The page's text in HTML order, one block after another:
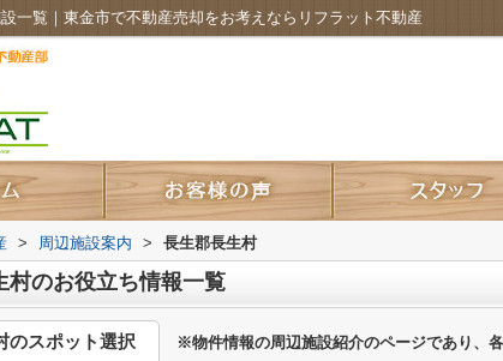
一覧｜東金市で不動産売却をお考えならリフラット不動産
> 周辺施設案内 > 長生郡長生村
村のお役立ち情報一覧
※物件情報の周辺施設紹介のページであり、
のスポット選択